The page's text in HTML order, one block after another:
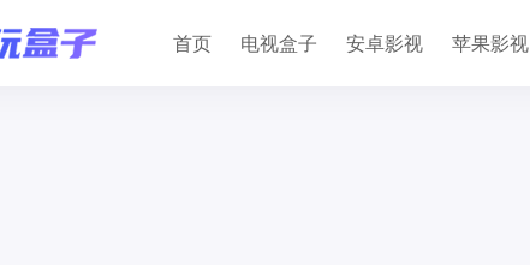
首页 电视盒子 安卓影视 苹果影视